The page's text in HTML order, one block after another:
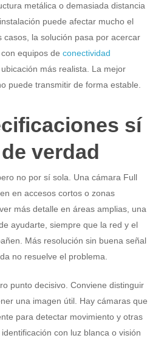
metálica o demasiada distancia
puede afectar mucho el
casos, la solución pasa por acercar
equipos de conectividad
más realista. La mejor
puede transmitir de forma estable.
sí
verdad
no por sí sola. Una cámara Full
en accesos cortos o zonas
más detalle en áreas amplias, una
ayudarte, siempre que la red y el
Más resolución sin buena señal
no resuelve el problema.
punto decisivo. Conviene distinguir
una imagen útil. Hay cámaras que
para detectar movimiento y otras
con luz blanca o visión